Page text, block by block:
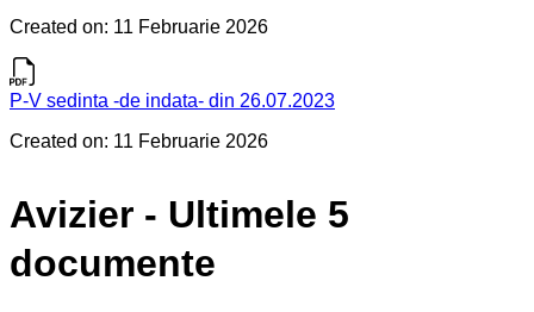
Created on: 11 Februarie 2026
P-V sedinta -de indata- din 26.07.2023
Created on: 11 Februarie 2026
Avizier - Ultimele 5
documente